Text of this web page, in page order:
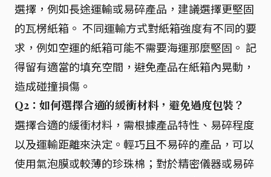
選擇，例如長途運輸或易碎產品，建議選擇更堅固
的瓦楞紙箱。 不同運輸方式對紙箱強度有不同的要
求，例如空運的紙箱可能不需要海運那麼堅固。 記
得留有適當的填充空間，避免產品在紙箱內晃動，
造成碰撞損傷。
Q2：如何選擇合適的緩衝材料，避免過度包裝？
選擇合適的緩衝材料，需根據產品特性、易碎程度
以及運輸距離來決定。輕巧且不易碎的產品，可以
使用氣泡膜或較薄的珍珠棉；對於精密儀器或易碎